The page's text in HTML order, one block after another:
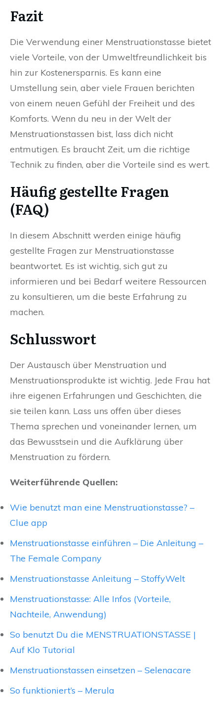
Fazit
Die Verwendung einer Menstruationstasse bietet
viele Vorteile, von der Umweltfreundlichkeit bis
hin zur Kostenersparnis. Es kann eine
Umstellung sein, aber viele Frauen berichten
von einem neuen Gefühl der Freiheit und des
Komforts. Wenn du neu in der Welt der
Menstruationstassen bist, lass dich nicht
entmutigen. Es braucht Zeit, um die richtige
Technik zu finden, aber die Vorteile sind es wert.
Häufig gestellte Fragen
(FAQ)
In diesem Abschnitt werden einige häufig
gestellte Fragen zur Menstruationstasse
beantwortet. Es ist wichtig, sich gut zu
informieren und bei Bedarf weitere Ressourcen
zu konsultieren, um die beste Erfahrung zu
machen.
Schlusswort
Der Austausch über Menstruation und
Menstruationsprodukte ist wichtig. Jede Frau hat
ihre eigenen Erfahrungen und Geschichten, die
sie teilen kann. Lass uns offen über dieses
Thema sprechen und voneinander lernen, um
das Bewusstsein und die Aufklärung über
Menstruation zu fördern.
Weiterführende Quellen:
Wie benutzt man eine Menstruationstasse? –
Clue app
Menstruationstasse einführen – Die Anleitung –
The Female Company
Menstruationstasse Anleitung – StoffyWelt
Menstruationstasse: Alle Infos (Vorteile,
Nachteile, Anwendung)
So benutzt Du die MENSTRUATIONSTASSE |
Auf Klo Tutorial
Menstruationstassen einsetzen – Selenacare
So funktioniert’s – Merula